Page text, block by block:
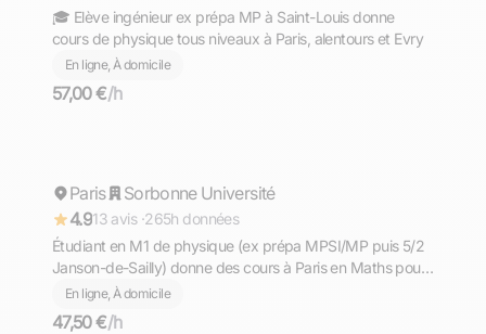
🎓 Elève ingénieur ex prépa MP à Saint-Louis donne
cours de physique tous niveaux à Paris, alentours et Evry
En ligne, À domicile
57,00 €/h
Répond rapidement
Paris
Sorbonne Université
4.913 avis ·265h données
Étudiant en M1 de physique (ex prépa MPSI/MP puis 5/2
Janson-de-Sailly) donne des cours à Paris en Maths pour
tout niveau prépa MPSI
En ligne, À domicile
47,50 €/h